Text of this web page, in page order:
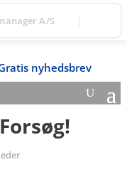
A/S
nyhedsbrev